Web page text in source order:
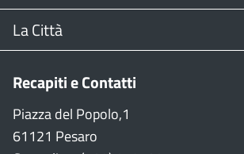
Footer
Il Sindaco
Consiglio Comunale
La Città
Stradario
Recapiti e Contatti
Piazza del Popolo,1
61121 Pesaro